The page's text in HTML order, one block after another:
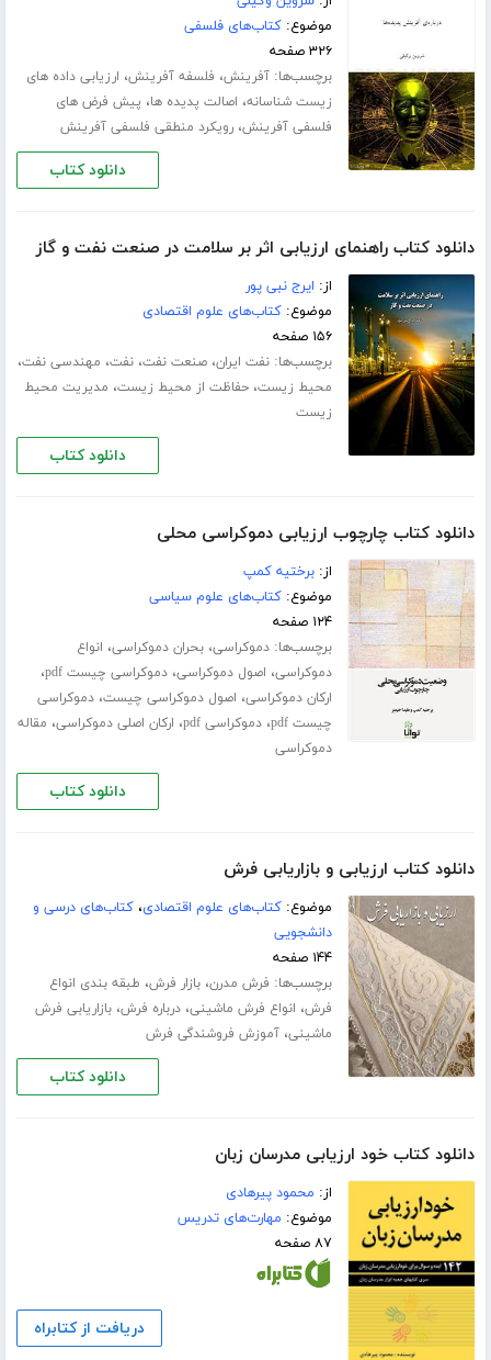
موضوع:کتاب‌های فلسفی
۳۲۶ صفحه
برچسب‌ها:آفرینش، فلسفه آفرینش، ارزیابی داده های
زیست شناسانه، اصالت پدیده ها، پیش فرض های
فلسفی آفرینش،رویکرد منطقی فلسفی آفرینش
دانلود کتاب
دانلود کتاب راهنمای ارزیابی اثر بر سلامت در صنعت نفت و گاز
از: ایرج نبی پور
موضوع:کتاب‌های علوم اقتصادی
۱۵۶ صفحه
برچسب‌ها:نفت ایران،صنعت نفت،نفت، مهندسی نفت،
محیط زیست،حفاظت از محیط زیست، مدیریت محیط
زیست
دانلود کتاب
دانلود کتاب چارچوب ارزیابی دموکراسی محلی
از:برختیه کمپ
موضوع:کتاب‌های علوم سیاسی
۱۲۴ صفحه
برچسب‌ها:دموکراسی،بحران دموکراسی، انواع
دموکراسی، اصول دموکراسی،دموکراسی چیست pdf ،
ارکان دموکراسی، اصول دموکراسی چیست،دموکراسی
چیست pdf
،دموکراسی pdf ، ارکان اصلی دموکراسی، مقاله
دموکراسی
دانلود کتاب
دانلود کتاب ارزیابی و بازاریابی فرش
موضوع:کتاب‌های علوم اقتصادی،کتاب‌های درسی و
دانشجویی
۱۴۴ صفحه
برچسب‌ها: فرش مدرن،بازار فرش، طبقه بندی انواع
فرش، انواع فرش ماشینی،درباره فرش،بازاریابی فرش
ماشینی،آموزش فروشندگی فرش
دانلود کتاب
دانلود کتاب خود ارزیابی مدرسان زبان
از: محمود پیرهادی
موضوع: مهارت‌های تدریس
۸۷ صفحه
دریافت از کتابراه